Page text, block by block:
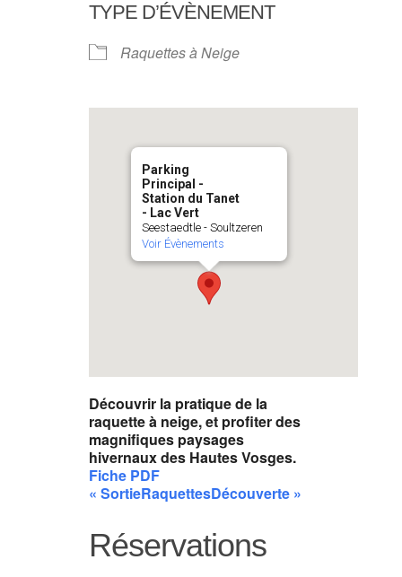
TYPE D’ÉVÈNEMENT
Raquettes à Neige
Parking
Principal -
Station du Tanet
- Lac Vert
Seestaedtle - Soultzeren
Voir Évènements
Découvrir la pratique de la
raquette à neige, et profiter des
magnifiques paysages
hivernaux des Hautes Vosges.
Fiche PDF
« SortieRaquettesDécouverte »
Réservations